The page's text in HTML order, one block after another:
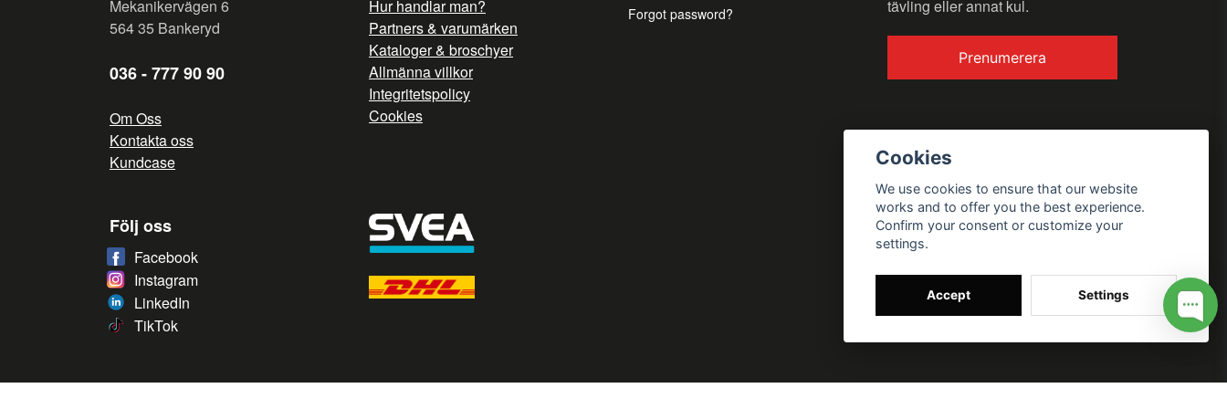
Mekanikervägen 6
564 35 Bankeryd
036 - 777 90 90
Om Oss
Kontakta oss
Kundcase
Hur handlar man?
Partners & varumärken
Kataloger & broschyer
Allmänna villkor
Integritetspolicy
Cookies
Forgot password?
tävling eller annat kul.
Prenumerera
Följ oss
Facebook
Instagram
LinkedIn
TikTok
Cookies
We use cookies to ensure that our website
works and to offer you the best experience.
Confirm your consent or customize your
settings.
Accept Settings